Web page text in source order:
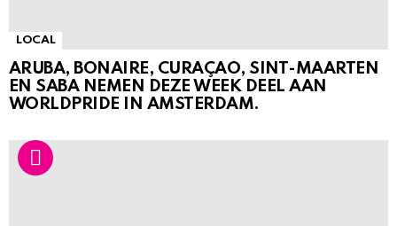
LOCAL
ARUBA, BONAIRE, CURAÇAO, SINT-MAARTEN
EN SABA NEMEN DEZE WEEK DEEL AAN
WORLDPRIDE IN AMSTERDAM.